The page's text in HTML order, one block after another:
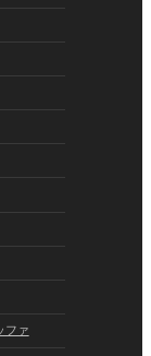
ファ